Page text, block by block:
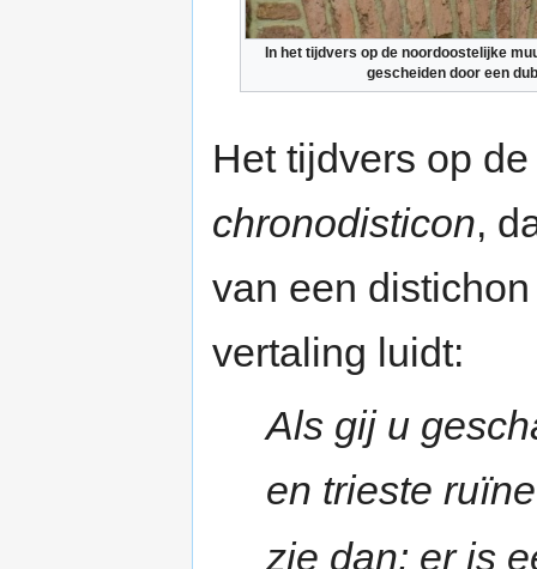
In het tijdvers op de noordoostelijke
gescheiden door een
Het tijdvers op
chronodisticon,
van een
vertaling luidt:
Als gij u
en trieste
zie dan: er is